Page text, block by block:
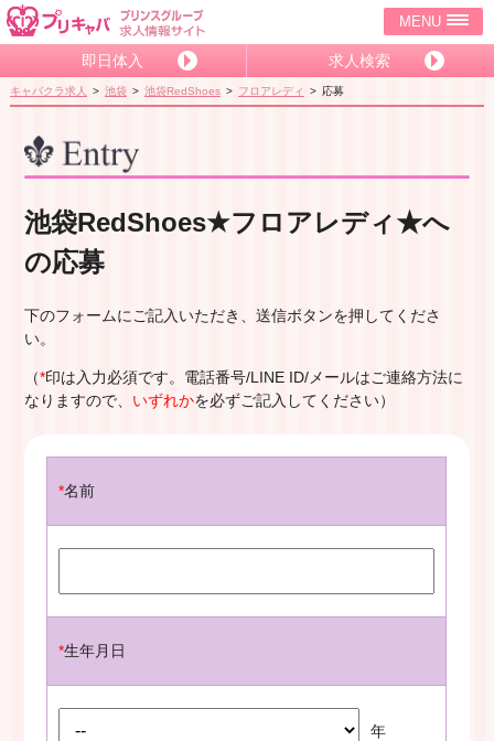
MENU
即日体入 求人検索
キャバクラ求人 池袋 池袋RedShoes フロアレディ 応募
池袋RedShoes★フロアレディ★へ
の応募
下のフォームにご記入いただき、送信ボタンを押してくださ
い。
（*印は入力必須です。電話番号/LINE ID/メールはご連絡方法に
なりますので、 いずれかを必ずご記入してください）
*名前
*生年月日
年